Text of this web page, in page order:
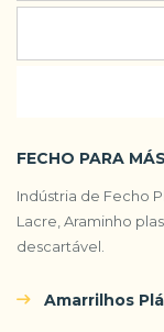
FECHO PARA
Indústria de Fecho
Lacre, Araminho
descartável.
Amarrilhos